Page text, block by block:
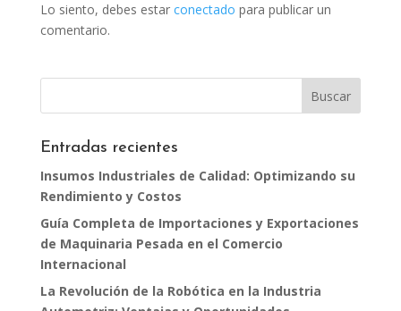
Lo siento, debes estar conectado para publicar un
comentario.
Entradas recientes
Insumos Industriales de Calidad: Optimizando su
Rendimiento y Costos
Guía Completa de Importaciones y Exportaciones
de Maquinaria Pesada en el Comercio
Internacional
La Revolución de la Robótica en la Industria